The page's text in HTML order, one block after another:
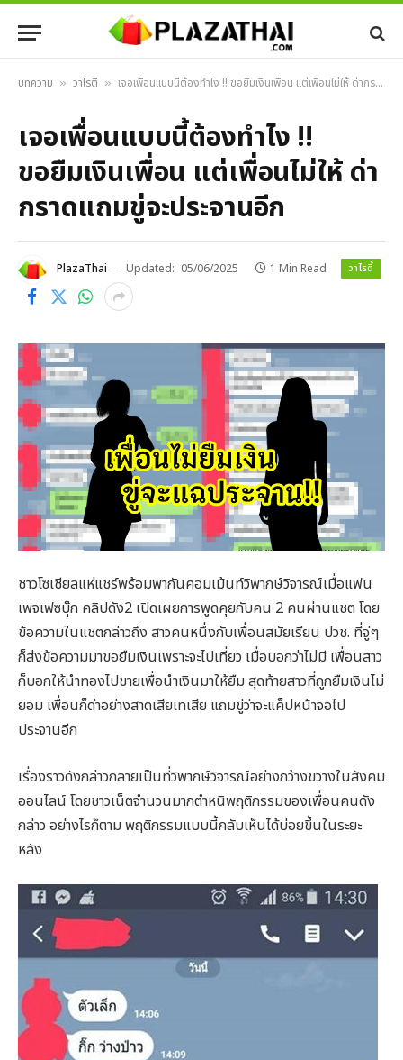
บทความ » วาไรตี้ » เจอเพื่อนแบบนี้ต้องทำไง !! ขอยืมเงินเพื่อน แต่เพื่อนไม่ให้ ด่ากราดแถมขู่จะประจานอีก
เจอเพื่อนแบบนี้ต้องทำไง !!
ขอยืมเงินเพื่อน แต่เพื่อนไม่ให้ ด่า
กราดแถมขู่จะประจานอีก
PlazaThai Updated: 05/06/2025 1 Min Read วาไรตี้
ชาวโซเชียลแห่แชร์พร้อมพากันคอมเม้นท์วิพากษ์วิจารณ์เมื่อแฟน
เพจเฟซบุ๊ก คลิปดัง2 เปิดเผยการพูดคุยกับคน 2 คนผ่านแชต โดย
ข้อความในแชตกล่าวถึง สาวคนหนึ่งกับเพื่อนสมัยเรียน ปวช. ที่จู่ๆ
ก็ส่งข้อความมาขอยืมเงินเพราะจะไปเที่ยว เมื่อบอกว่าไม่มี เพื่อนสาว
ก็บอกให้นำทองไปขายเพื่อนำเงินมาให้ยืม สุดท้ายสาวที่ถูกยืมเงินไม่
ยอม เพื่อนก็ด่าอย่างสาดเสียเทเสีย แถมขู่ว่าจะแค็ปหน้าจอไป
ประจานอีก
เรื่องราวดังกล่าวกลายเป็นที่วิพากษ์วิจารณ์อย่างกว้างขวางในสังคม
ออนไลน์ โดยชาวเน็ตจำนวนมากตำหนิพฤติกรรมของเพื่อนคนดัง
กล่าว อย่างไรก็ตาม พฤติกรรมแบบนี้กลับเห็นได้บ่อยขึ้นในระยะ
หลัง